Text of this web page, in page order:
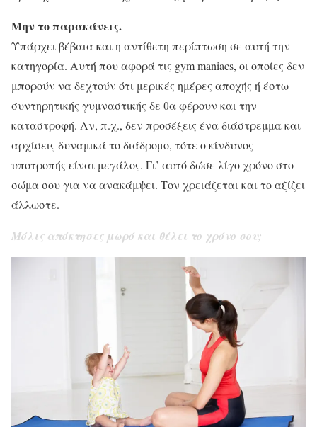
Μην το παρακάνεις.
Υπάρχει βέβαια και η αντίθετη περίπτωση σε αυτή την
κατηγορία. Αυτή που αφορά τις gym maniacs, οι οποίες δεν
μπορούν να δεχτούν ότι μερικές ημέρες αποχής ή έστω
συντηρητικής γυμναστικής δε θα φέρουν και την
καταστροφή. Αν, π.χ., δεν προσέξεις ένα διάστρεμμα και
αρχίσεις δυναμικά το διάδρομο, τότε ο κίνδυνος
υποτροπής είναι μεγάλος. Γι’ αυτό δώσε λίγο χρόνο στο
σώμα σου για να ανακάμψει. Τον χρειάζεται και το αξίζει
άλλωστε.
Μόλις απόκτησες μωρό και θέλει το χρόνο σου;